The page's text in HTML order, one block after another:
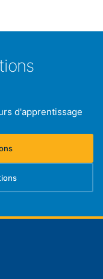
d'apprentissage
un nouvel onglet)
un nouvel onglet)